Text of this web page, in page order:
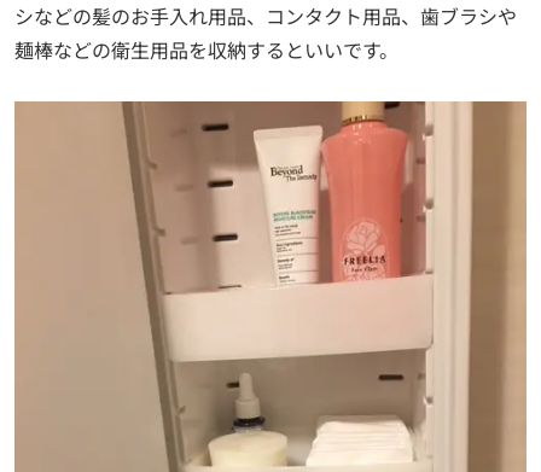
シなどの髪のお手入れ用品、コンタクト用品、歯ブラシや
麺棒などの衛生用品を収納するといいです。